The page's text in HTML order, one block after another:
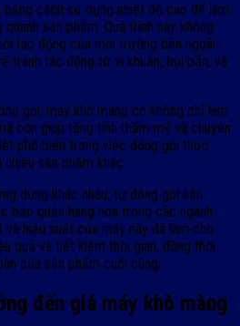
cách sử dụng nhiệt độ cao để làm
sản phẩm. Quá trình này không
tác động của môi trường bên ngoài
tránh tác động từ vi khuẩn, bụi bẩn, và
gói, máy khò màng co không chỉ làm
còn giúp tăng tính thẩm mỹ và chuyên
phổ biến trong việc đóng gói thực
sản phẩm khác.
dụng khác nhau, từ đóng gói sản
bảo quản hàng hóa trong các ngành
hiệu suất của máy này đã làm cho
quả và tiết kiệm thời gian, đồng thời
của sản phẩm cuối cùng.
đến giá máy khò màng